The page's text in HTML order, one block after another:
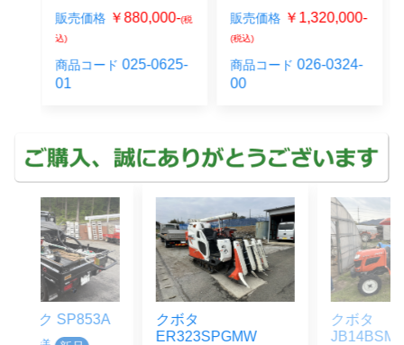
販売価格 ￥1,320,000-
(税込)
商品コード 026-0324-
00
販売価格 ￥990,000-(税
込)
商品コード 026-0220-
00
クボタ
ER323SPGMW
JB14BSMAGRS12J